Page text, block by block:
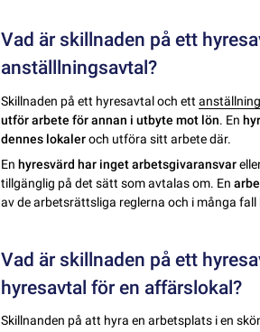
Vad är skillnaden på ett
anställlningsavtal?
Skillnaden på ett hyresavtal och ett
utför arbete för annan i utbyte mot lön. En
dennes lokaleroch utföra sitt arbete där.
En hyresvärd har inget arbetsgivaransvar
tillgänglig på det sätt som avtalas om. En
av de arbetsrättsliga reglerna och i många
Vad är skillnaden på ett
hyresavtal för en affärslokal?
Skillnanden på att hyra en arbetsplats i en